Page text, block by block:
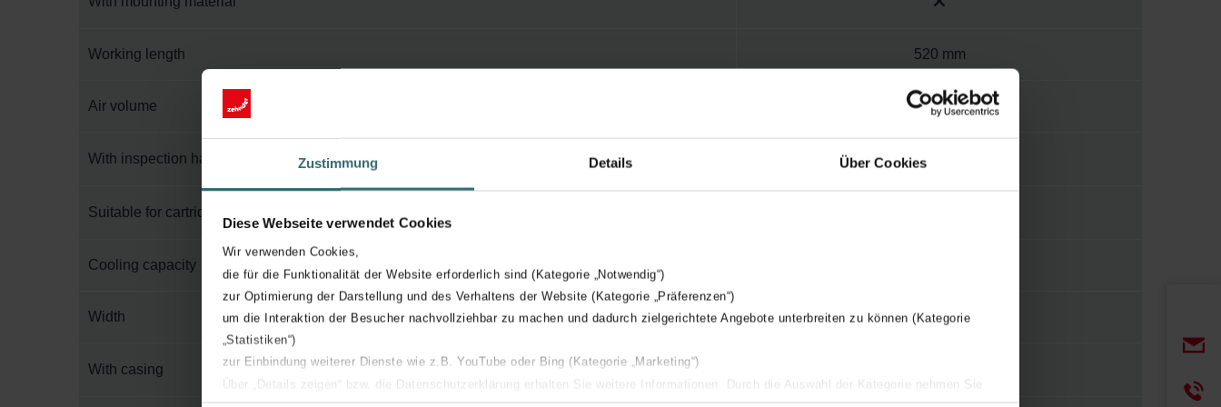
Zustimmung Details Über Cookies
Diese Webseite verwendet Cookies
Wir verwenden Cookies,
die für die Funktionalität der Website erforderlich sind (Kategorie „Notwendig“)
zur Optimierung der Darstellung und des Verhaltens der Website (Kategorie „Präferenzen“)
um die Interaktion der Besucher nachvollziehbar zu machen und dadurch zielgerichtete Angebote unterbreiten zu können (Kategorie
„Statistiken“)
zur Einbindung weiterer Dienste wie z.B. YouTube oder Bing (Kategorie „Marketing“)
Über „Details zeigen“ bzw. die Datenschutzerklärung erhalten Sie weitere Informationen. Durch die Auswahl der Kategorie nehmen Sie
Working length 520 mm
Air volume 350-600 m³/h
With inspection hatch
Suitable for cartridge filter
Cooling capacity
Width 625 mm
With casing